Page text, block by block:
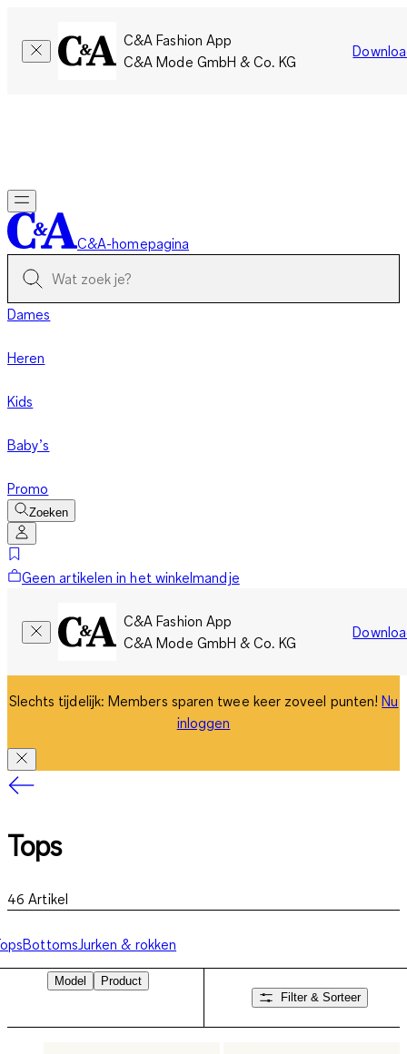
C&A Fashion App
C&A Mode GmbH & Co. KG
C&A-homepagina
Dames
Heren
Kids
Baby’s
Promo
Zoeken
Geen artikelen in het winkelmandje
C&A Fashion App
C&A Mode GmbH & Co. KG
Slechts tijdelijk: Members sparen twee keer zoveel punten!Nu
inloggen
Tops
46 Artikel
Bottoms Jurken & rokken
Model
Product
Filter & Sorteer